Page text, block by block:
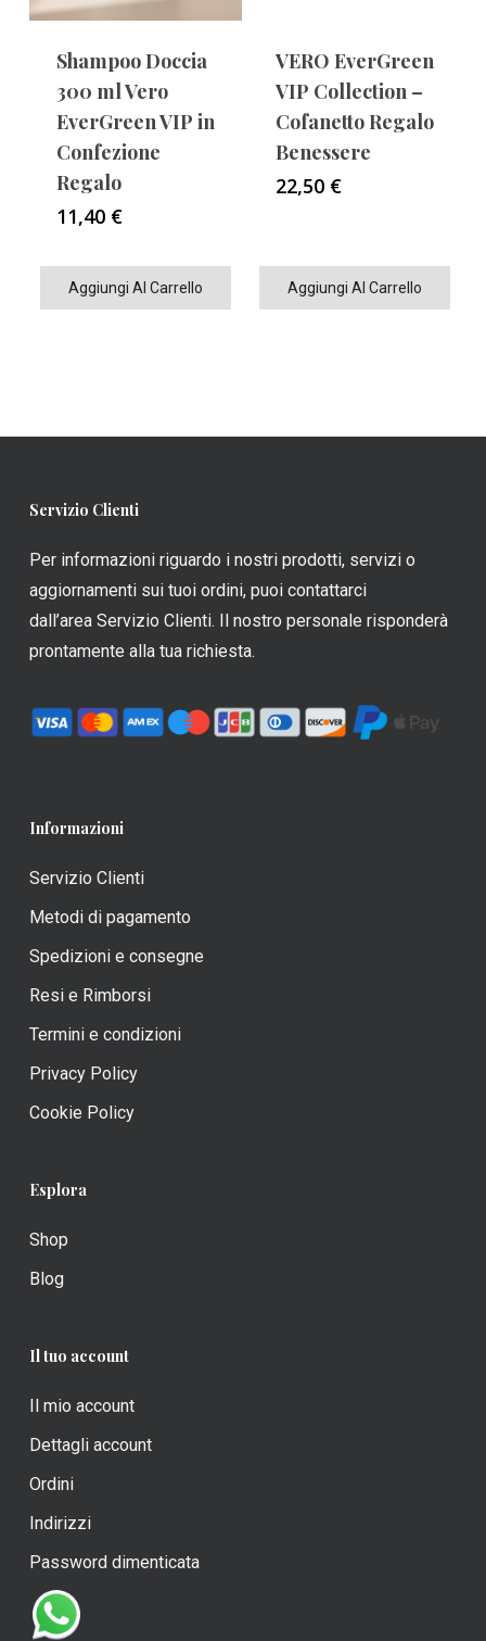
Aggiungi Al Carrello
Shampoo Doccia
300 ml Vero
EverGreen VIP in
Confezione
Regalo
11,40 €
Aggiungi Al Carrello
VERO EverGreen
VIP Collection –
Cofanetto Regalo
Benessere
22,50 €
Servizio Clienti
Per informazioni riguardo i nostri prodotti, servizi o
aggiornamenti sui tuoi ordini, puoi contattarci
dall’area Servizio Clienti. Il nostro personale risponderà
prontamente alla tua richiesta.
Informazioni
Servizio Clienti
Metodi di pagamento
Spedizioni e consegne
Resi e Rimborsi
Termini e condizioni
Privacy Policy
Cookie Policy
Esplora
Shop
Blog
Il tuo account
Il mio account
Dettagli account
Ordini
Indirizzi
Password dimenticata